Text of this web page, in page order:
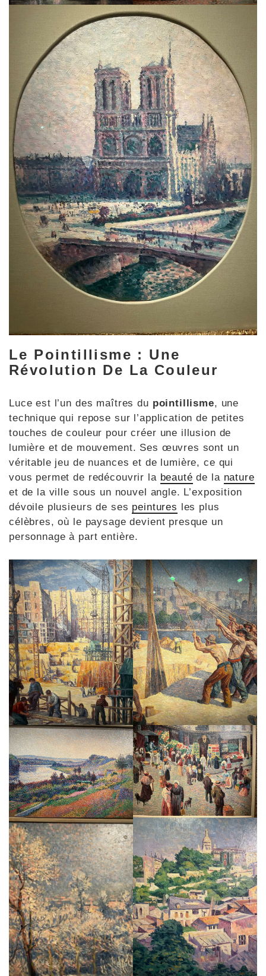
Le Pointillisme : Une
Révolution De La Couleur
Luce est l’un des maîtres du pointillisme, une
technique qui repose sur l’application de petites
touches de couleur pour créer une illusion de
lumière et de mouvement. Ses œuvres sont un
véritable jeu de nuances et de lumière, ce qui
vous permet de redécouvrir la beauté de la nature
et de la ville sous un nouvel angle. L’exposition
dévoile plusieurs de ses peintures les plus
célèbres, où le paysage devient presque un
personnage à part entière.